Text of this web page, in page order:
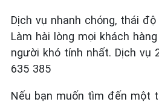
Dịch vụ nhanh chóng, thái
Làm hài lòng mọi khách
người khó tính nhất. Dịch vụ
635 385
Nếu bạn muốn tìm đến một